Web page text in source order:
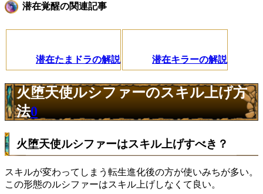
潜在覚醒の関連記事
潜在たまドラの解説 潜在キラーの解説
火堕天使ルシファーのスキル上げ方
法0
火堕天使ルシファーはスキル上げすべき？
スキルが変わってしまう転生進化後の方が使いみちが多い。
この形態のルシファーはスキル上げしなくて良い。